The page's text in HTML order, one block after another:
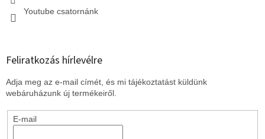
Youtube csatornánk
Feliratkozás hírlevélre
Adja meg az e-mail címét, és mi tájékoztatást küldünk
webáruházunk új termékeiről.
E-mail